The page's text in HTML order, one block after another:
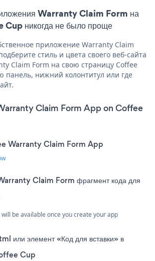
Warranty Claim Form на
никогда не было проще
приложение Warranty Claim
стиль и цвета своего веб-сайта
Claim Form на свою страницу Coffee
панель, нижний колонтитул или где
Claim Form App on Coffee
Warranty Claim Form App
Claim Form фрагмент кода для
will be available once you create your app
или элемент «Код для вставки» в
Cup